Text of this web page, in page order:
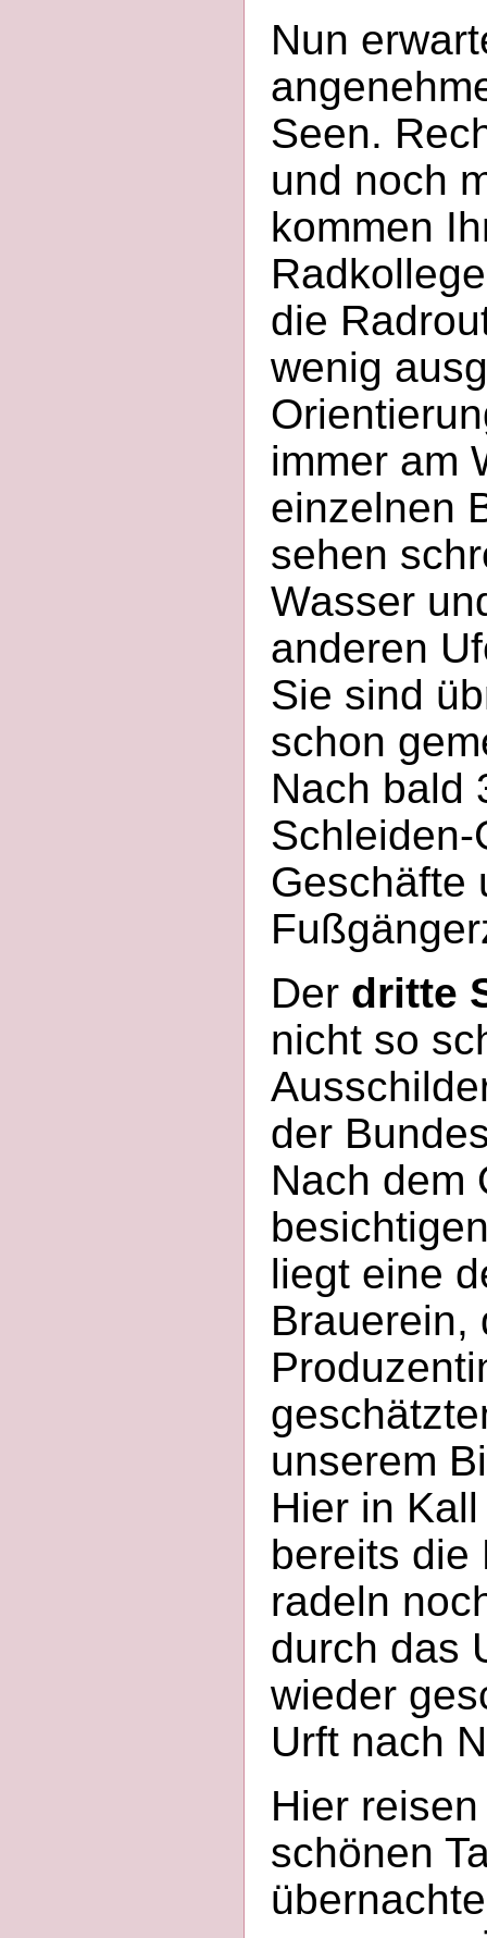
Nun
Seen.
und noch
kommen
die
wenig
immer am
einzelnen
sehen
Wasser
anderen
Sie sind
schon
Nach bald
Geschäfte
Der dritte
nicht so
der
Nach dem
liegt eine
Brauerein,
unserem
Hier in
bereits die
radeln
durch das
wieder
Urft nach
Hier
schönen